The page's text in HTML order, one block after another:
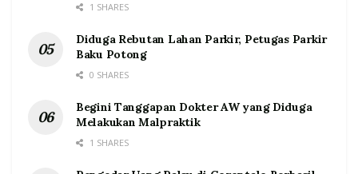
1 SHARES
Diduga Rebutan Lahan Parkir, Petugas Parkir
Baku Potong
0 SHARES
Begini Tanggapan Dokter AW yang Diduga
Melakukan Malpraktik
1 SHARES